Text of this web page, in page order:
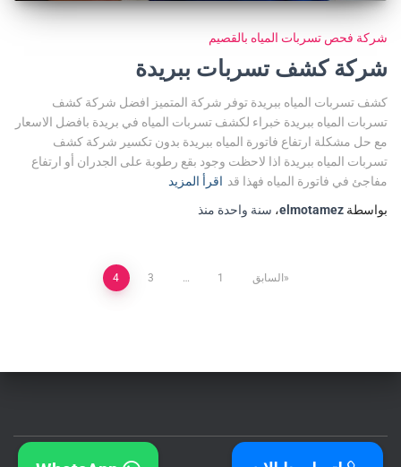
شركة فحص تسربات المياه بالقصيم
شركة كشف تسربات ببريدة
كشف تسربات المياه ببريدة توفر شركة المتميز افضل شركة كشف
تسربات المياه ببريدة خبراء لكشف تسربات المياه في بريدة بافضل الاسعار
مع حل مشكلة ارتفاع فاتورة المياه ببريدة بدون تكسير شركة كشف
تسربات المياه ببريدة اذا لاحظت وجود بقع رطوبة على الجدران أو ارتفاع
مفاجئ في فاتورة المياه فهذا قد اقرأ المزيد
بواسطة elmotamez، سنة واحدة منذ
السابق 1
3
4